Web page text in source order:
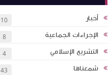
أخبار 10
الإجراءات الجماعية 8
التشريع الإسلامي 4
شمعناها 43